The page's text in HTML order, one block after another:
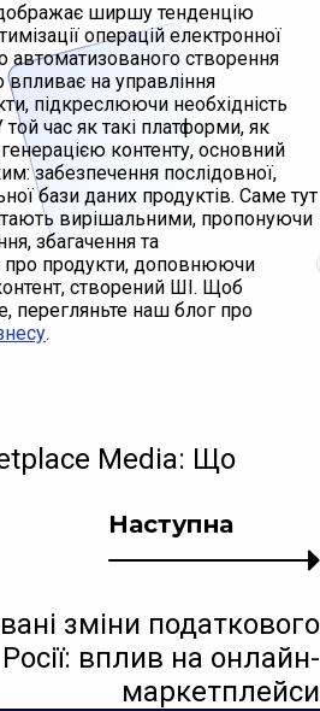
ширшу тенденцію
операцій електронної
автоматизованого створення
впливає на управління
підкреслюючи необхідність
той час як такі платформи, як
контенту, основний
забезпечення послідовної,
бази даних продуктів. Саме тут
вирішальними, пропонуючи
збагачення та
продукти, доповнюючи
створений ШІ. Щоб
перегляньте наш блог про
.
Наступна
зміни податкового
вплив на онлайн-
маркетплейси
Media: Що